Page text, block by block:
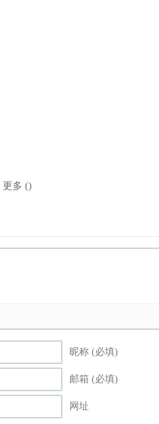
更多 ()
昵称 (必填)
邮箱 (必填)
网址